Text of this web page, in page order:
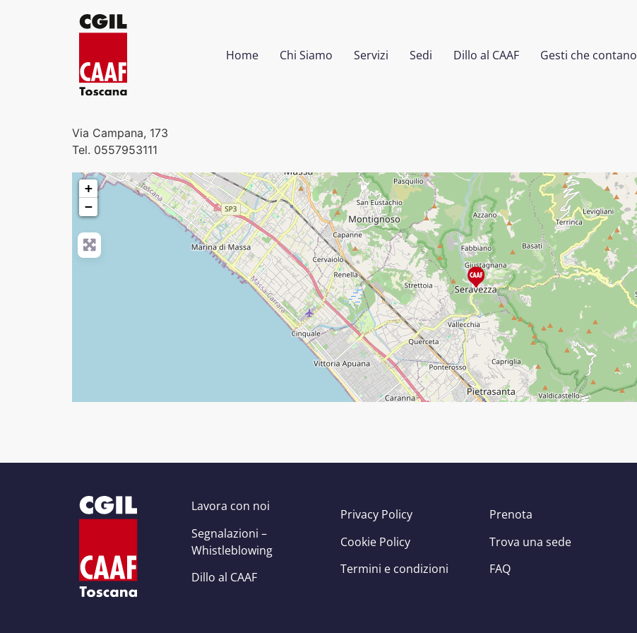
Home Chi Siamo Servizi Sedi Dillo al CAAF Gesti che contano
Via Campana, 173
Tel. 0557953111
+
−
Lavora con noi
Segnalazioni –
Whistleblowing
Dillo al CAAF
Privacy Policy
Cookie Policy
Termini e condizioni
Prenota
Trova una sede
FAQ